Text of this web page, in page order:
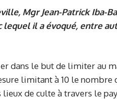
Mgr Jean-Patrick Iba-
lequel il a évoqué, entre
dans le but de limiter au
limitant à 10 le nombre
de culte à travers le